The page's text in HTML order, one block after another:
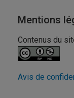
Mentions
Contenus du
Avis de